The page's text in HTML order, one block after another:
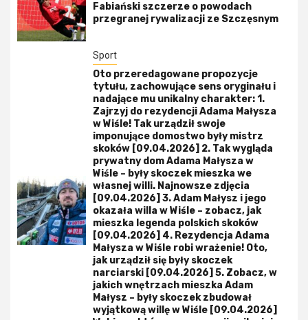
Fabiański szczerze o powodach
przegranej rywalizacji ze Szczęsnym
Sport
Oto przeredagowane propozycje
tytułu, zachowujące sens oryginału i
nadające mu unikalny charakter: 1.
Zajrzyj do rezydencji Adama Małysza
w Wiśle! Tak urządził swoje
imponujące domostwo były mistrz
skoków [09.04.2026] 2. Tak wygląda
prywatny dom Adama Małysza w
Wiśle – były skoczek mieszka we
własnej willi. Najnowsze zdjęcia
[09.04.2026] 3. Adam Małysz i jego
okazała willa w Wiśle – zobacz, jak
mieszka legenda polskich skoków
[09.04.2026] 4. Rezydencja Adama
Małysza w Wiśle robi wrażenie! Oto,
jak urządził się były skoczek
narciarski [09.04.2026] 5. Zobacz, w
jakich wnętrzach mieszka Adam
Małysz – były skoczek zbudował
wyjątkową willę w Wiśle [09.04.2026]